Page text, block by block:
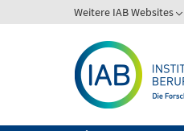
zum
Weitere IAB Websites